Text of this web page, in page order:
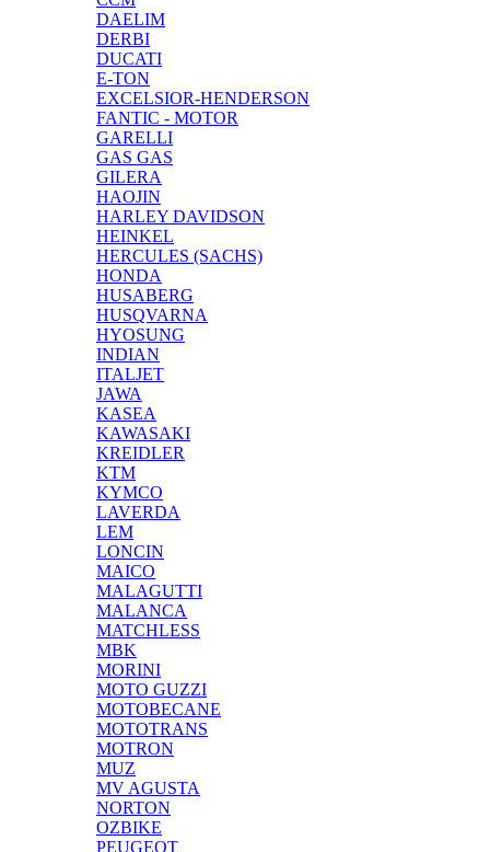
DAELIM
DERBI
DUCATI
E-TON
EXCELSIOR-HENDERSON
FANTIC - MOTOR
GARELLI
GAS GAS
GILERA
HAOJIN
HARLEY DAVIDSON
HEINKEL
HERCULES (SACHS)
HONDA
HUSABERG
HUSQVARNA
HYOSUNG
INDIAN
ITALJET
JAWA
KASEA
KAWASAKI
KREIDLER
KTM
KYMCO
LAVERDA
LEM
LONCIN
MAICO
MALAGUTTI
MALANCA
MATCHLESS
MBK
MORINI
MOTO GUZZI
MOTOBECANE
MOTOTRANS
MOTRON
MUZ
MV AGUSTA
NORTON
OZBIKE
PEUGEOT